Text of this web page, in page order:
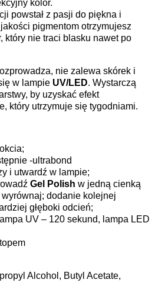
kolor.
powstał z pasji do piękna i
pigmentom otrzymujesz
który nie traci blasku nawet po
nie zalewa skórek i
w lampie UV/LED. Wystarczą
by uzyskać efekt
który utrzymuje się tygodniami.
-ultrabond
i utwardź w lampie;
Gel Polish w jedną cienką
dodanie kolejnej
głęboki odcień;
UV – 120 sekund, lampa LED
Alcohol, Butyl Acetate,